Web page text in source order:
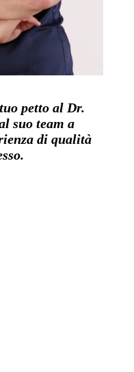
petto al Dr.
suo team a
di qualità